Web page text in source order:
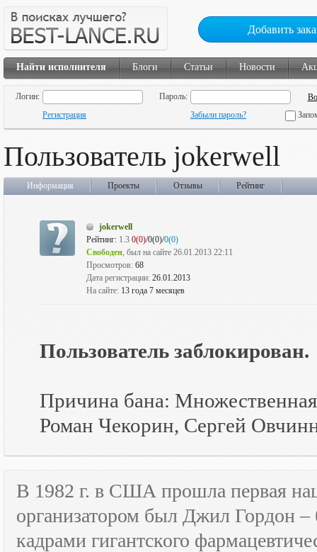
Добавить
Найти исполнителя Блоги Статьи Новости
Логин:
Пароль:
Регистрация
Забыли пароль?
Пользователь jokerwell
Информация Проекты Отзывы Рейтинг
jokerwell
Рейтинг: 1.3 0(0)/0(0)/0(0)
Свободен, был на сайте 26.01.2013 22:11
Просмотров: 68
Дата регистрации: 26.01.2013
На сайте: 13 года 7 месяцев
Пользователь заблокирован.
Причина бана:
Роман Чекорин, Сергей
В 1982 г. в США прошла первая
организатором был Джил Гордон –
кадрами гигантского